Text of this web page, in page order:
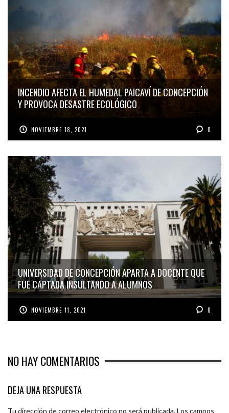
INCENDIO AFECTA EL HUMEDAL PAICAVÍ DE CONCEPCIÓN
Y PROVOCA DESASTRE ECOLÓGICO
NOVIEMBRE 18, 2021 0
UNIVERSIDAD DE CONCEPCIÓN APARTA A DOCENTE QUE
FUE CAPTADA INSULTANDO A ALUMNOS
NOVIEMBRE 11, 2021 0
NO HAY COMENTARIOS
DEJA UNA RESPUESTA
Tu dirección de correo electrónico no será publicada.Los campos